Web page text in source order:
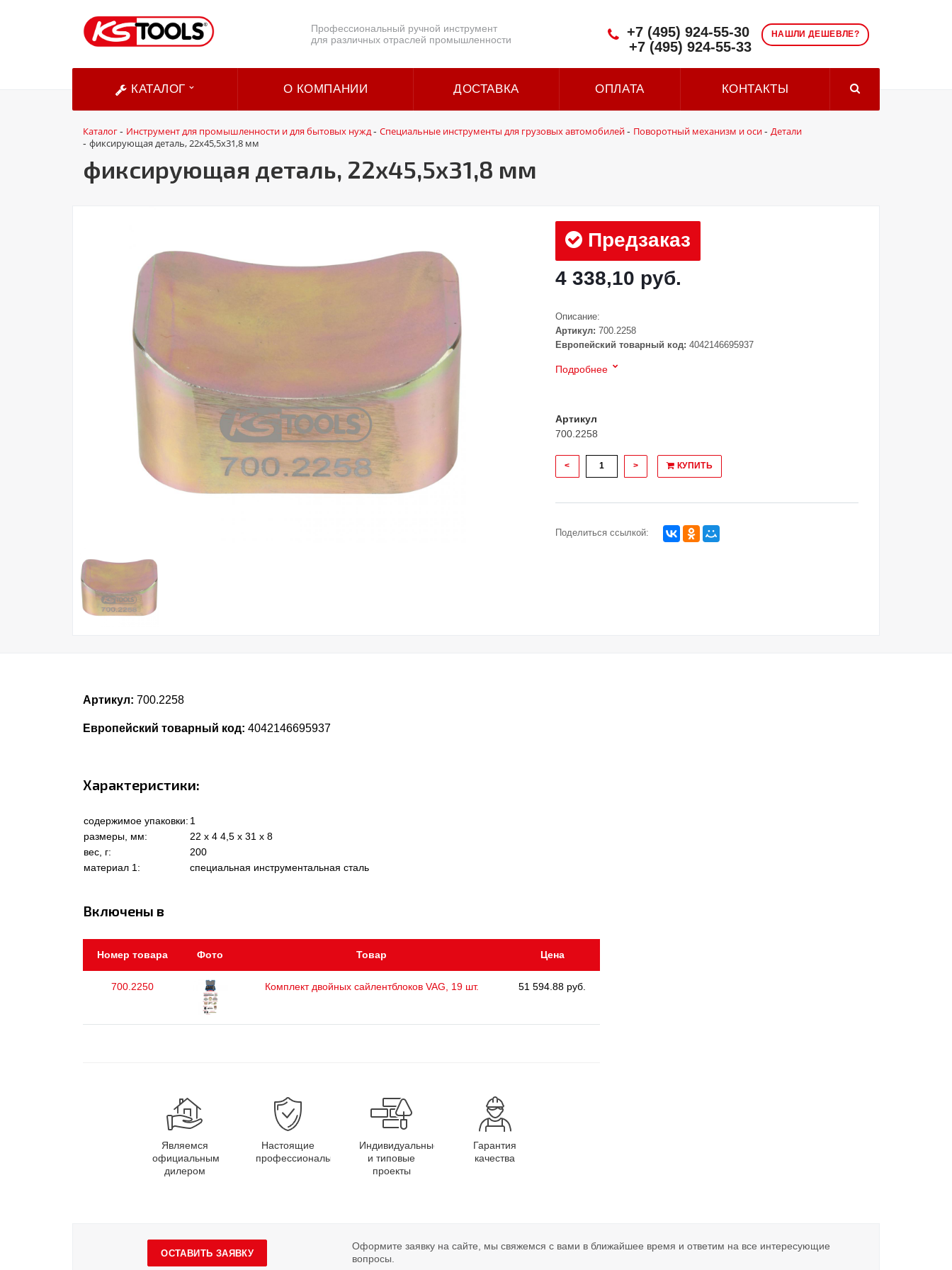
Профессиональный ручной инструмент
для различных отраслей промышленности
НАШЛИ ДЕШЕВЛЕ?
+7 (495) 924-55-30
+7 (495) 924-55-33
КАТАЛОГ О КОМПАНИИ ДОСТАВКА ОПЛАТА КОНТАКТЫ
Каталог- Инструмент для промышленности и для бытовых нужд- Специальные инструменты для грузовых автомобилей- Поворотный механизм и оси- Детали
- фиксирующая деталь, 22x45,5x31,8 мм
фиксирующая деталь, 22x45,5x31,8 мм
Предзаказ
4 338,10 руб.
Описание:
Артикул: 700.2258
Европейский товарный код: 4042146695937
Подробнее
Артикул
700.2258
< > КУПИТЬ
Поделиться ссылкой:
Артикул: 700.2258
Европейский товарный код: 4042146695937
Характеристики:
содержимое упаковки: 1
размеры, мм:
22 x 4 4,5 x 31 x 8
вес, г:
200
материал 1:
специальная инструментальная сталь
Включены в
Номер товара Фото Товар Цена
700.2250 Комплект двойных сайлентблоков VAG, 19 шт. 51 594.88 руб.
Являемся
официальным
дилером
Настоящие
профессионалы
Индивидуальные
и типовые
проекты
Гарантия
качества
ОСТАВИТЬ ЗАЯВКУ
Оформите заявку на сайте, мы свяжемся с вами в ближайшее время и ответим на все интересующие
вопросы.